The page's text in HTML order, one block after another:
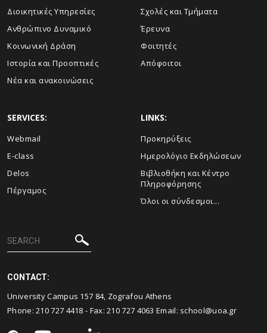
Διοικητικές Υπηρεσίες
Ανθρώπινο Δυναμικό
Κοινωνική Δράση
Ιστορία και Προοπτικές
Νέα και ανακοινώσεις
Σχολές και Τμήματα
Έρευνα
Φοιτητές
Απόφοιτοι
SERVICES:
Webmail
E-class
Delos
Πέργαμος
LINKS:
Προκηρύξεις
Ημερολόγιο Εκδηλώσεων
Βιβλιοθήκη και Κέντρο
Πληροφόρησης
Όλοι οι σύνδεσμοι...
CONTACT:
University Campus 157 84, Zografou Athens
Phone:210 727 4418 - Fax:210 727 4063 Email: school@uoa.gr